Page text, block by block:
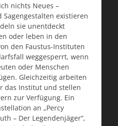
nichts Neues –
Sagengestalten existieren
sie unentdeckt
oder leben in den
den Faustus-Instituten
weggesperrt, wenn
oder Menschen
Gleichzeitig arbeiten
das Institut und stellen
zur Verfügung. Ein
an „Percy
– Der Legendenjäger“,